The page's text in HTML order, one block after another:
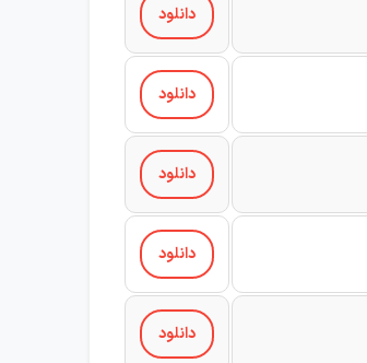
دانلود
دانلود
دانلود
دانلود
دانلود